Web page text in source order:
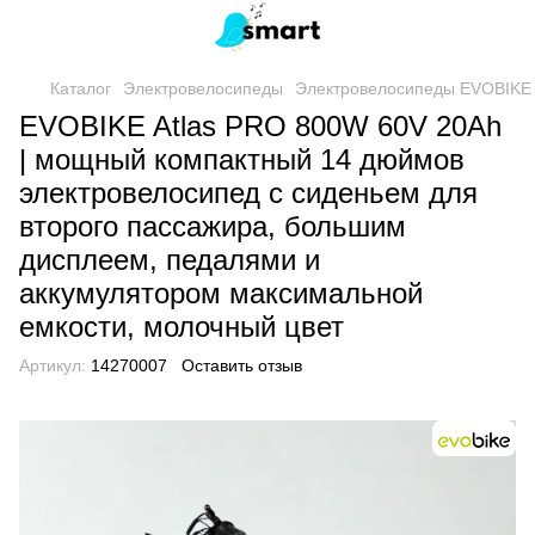
Каталог Электровелосипеды Электровелосипеды EVOBIKE
EVOBIKE Atlas PRO 800W 60V 20Ah
| мощный компактный 14 дюймов
электровелосипед с сиденьем для
второго пассажира, большим
дисплеем, педалями и
аккумулятором максимальной
емкости, молочный цвет
Артикул: 14270007 Оставить отзыв